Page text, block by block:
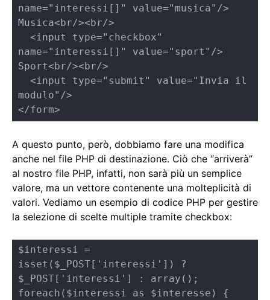
name="interessi[]" value="musica"/>
Musica<br/><br/>
name="interessi[]" value="sport"/>
Sport<br/><br/>
modulo"/>
</form>
A questo punto, però, dobbiamo fare una modifica
anche nel file PHP di destinazione. Ciò che “arriverà”
al nostro file PHP, infatti, non sarà più un semplice
valore, ma un vettore contenente una molteplicità di
valori. Vediamo un esempio di codice PHP per gestire
la selezione di scelte multiple tramite checkbox:
$interessi =
isset($_POST['interessi']) ?
$_POST['interessi'] : array();
foreach($interessi as $interesse) {